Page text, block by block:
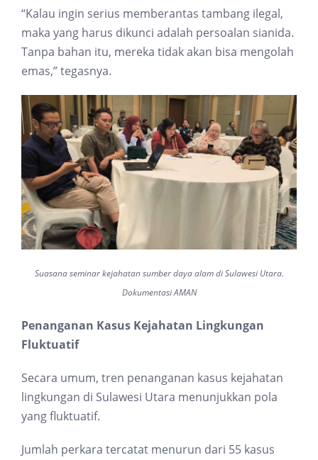
“Kalau ingin serius memberantas tambang ilegal,
maka yang harus dikunci adalah persoalan sianida.
Tanpa bahan itu, mereka tidak akan bisa mengolah
emas,” tegasnya.
Suasana seminar kejahatan sumber daya alam di Sulawesi Utara.
Dokumentasi AMAN
Penanganan Kasus Kejahatan Lingkungan
Fluktuatif
Secara umum, tren penanganan kasus kejahatan
lingkungan di Sulawesi Utara menunjukkan pola
yang fluktuatif.
Jumlah perkara tercatat menurun dari 55 kasus